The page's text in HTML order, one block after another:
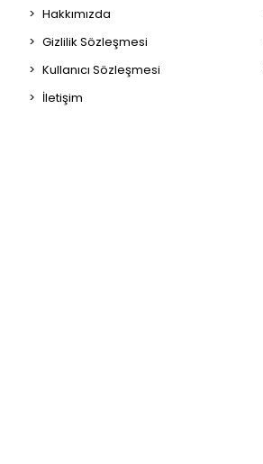
Hakkımızda
Gizlilik Sözleşmesi
Kullanıcı Sözleşmesi
İletişim